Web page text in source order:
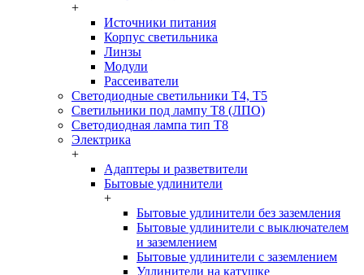
+
Источники питания
Корпус светильника
Линзы
Модули
Рассеиватели
Светодиодные светильники T4, T5
Светильники под лампу Т8 (ЛПО)
Светодиодная лампа тип T8
Электрика
+
Адаптеры и разветвители
Бытовые удлинители
+
Бытовые удлинители без заземления
Бытовые удлинители с выключателем
и заземлением
Бытовые удлинители с заземлением
Удлинители на катушке